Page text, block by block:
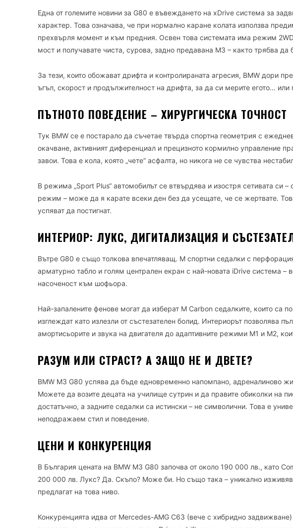
Една от големите новини за G80 е въвеждането на xDrive система за
характер. Това означава, че при нормално каране колата използва
прехвърля момент и към предния. Освен това системата има режим
мост и получавате чиста, сурова, задно предавана M3 – както трябва да
За тези, които обожават дрифта и контролираната агресия, BMW дори
ъгъл, скорост и продължителност на дрифта, за да си мерите егото…
ПЪТНОТО ПОВЕДЕНИЕ – ХИРУРГИЧЕСКА ТОЧНОСТ
Тук BMW се е постарало да съчетае твърда спортна геометрия с
окачване, активният диференциал и прецизното кормилно управление
завои. Това е кола, която „чете“ асфалта, но никога не се чувства
В режима „Sport Plus“ автомобилът се втвърдява и изостря сетивата си
режим – може да я карате всеки ден без да усещате, че се жертвате.
успяват да постигнат.
ИНТЕРИОР: ЛУКС, ДИГИТАЛИЗАЦИЯ И
Вътре G80 е също толкова впечатляващ. M спортни седалки с
арматурно табло и голям централен екран с най-новата iDrive система –
насоченост към шофьора.
Най-запалените фенове могат да изберат M Carbon седалките, които са
изглеждат като излезли от състезателен болид. Интериорът позволява
амортисьорите и звука на двигателя до адаптивните режими M1 и M2,
РАЗУМ ИЛИ СТРАСТ? А ЗАЩО НЕ И ДВЕТЕ?
BMW M3 G80 успява да бъде едновременно напомпано, адреналиново
Можете да возите децата на училище сутрин и да правите обиколки на
достатъчно, а задните седалки са истински – не символични. Това е
неподражаем стил и поведение.
ЦЕНИ И КОНКУРЕНЦИЯ
В България цената на BMW M3 G80 започва от около 190 000 лв., като
200 000 лв. Лукс? Да. Скъпо? Може би. Но също така – уникално
предлагат на това ниво.
Конкуренцията идва от Mercedes-AMG C63 (вече с хибридно